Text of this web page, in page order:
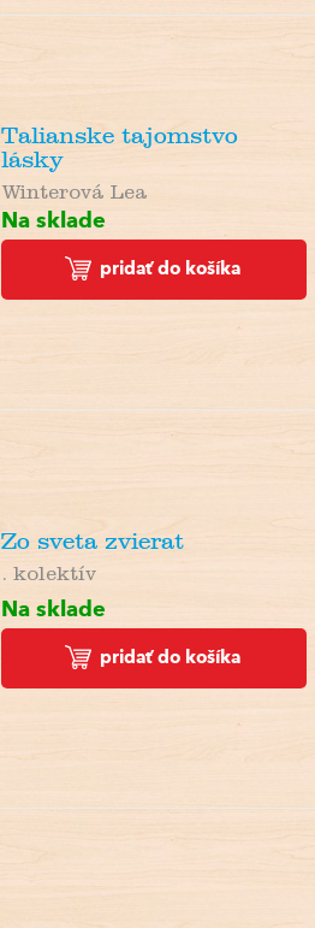
Talianske tajomstvo
lásky
Winterová Lea
Na sklade
pridať do košíka
Zo sveta zvierat
. kolektív
Na sklade
pridať do košíka